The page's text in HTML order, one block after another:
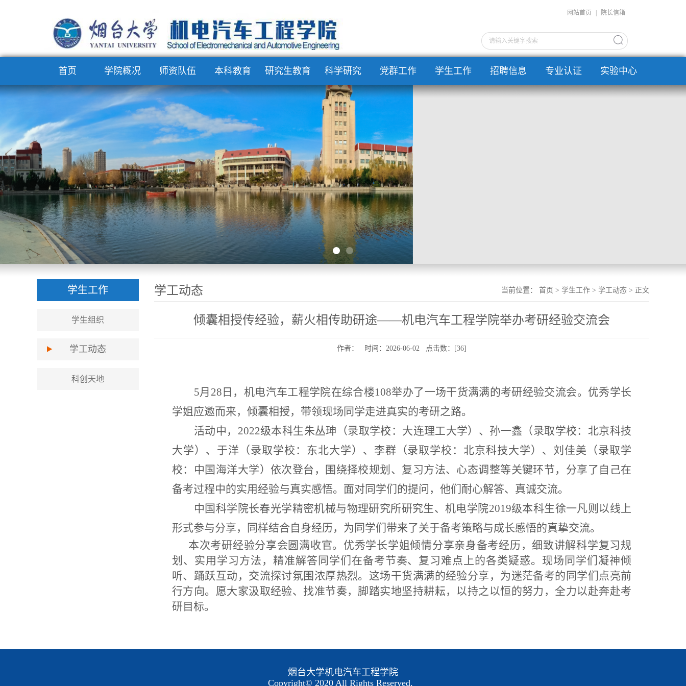
网站首页 院长信箱
首页 学院概况 师资队伍 本科教育 研究生教育 科学研究 党群工作 学生工作 招聘信息 专业认证 实验中心
学生工作
学生组织
学工动态
科创天地
学工动态 当前位置： 首页 > 学生工作 > 学工动态 > 正文
倾囊相授传经验，薪火相传助研途——机电汽车工程学院举办考研经验交流会
作者： 时间：2026-06-02 点击数：[36]
5月28日，机电汽车工程学院在综合楼108举办了一场干货满满的考研经验交流会。优秀学长
学姐应邀而来，倾囊相授，带领现场同学走进真实的考研之路。
活动中， 2022级本科生朱丛珅（录取学校：大连理工大学）、孙一鑫（录取学校：北京科技
大学）、于洋（录取学校：东北大学）、李群（录取学校：北京科技大学）、刘佳美（录取学
校：中国海洋大学）依次登台，围绕择校规划、复习方法、心态调整等关键环节，分享了自己在
备考过程中的实用经验与真实感悟。面对同学们的提问，他们耐心解答、真诚交流。
中国科学院长春光学精密机械与物理研究所研究生、机电学院2019级本科生徐一凡则以线上
形式参与分享，同样结合自身经历，为同学们带来了关于备考策略与成长感悟的真挚交流。
本次考研经验分享会圆满收官。优秀学长学姐倾情分享亲身备考经历，细致讲解科学复习规
划、实用学习方法，精准解答同学们在备考节奏、复习难点上的各类疑惑。现场同学们凝神倾
听、踊跃互动，交流探讨氛围浓厚热烈。这场干货满满的经验分享，为迷茫备考的同学们点亮前
行方向。愿大家汲取经验、找准节奏，脚踏实地坚持耕耘，以持之以恒的努力，全力以赴奔赴考
研目标。
烟台大学机电汽车工程学院
Copyright© 2020 All Rights Reserved.